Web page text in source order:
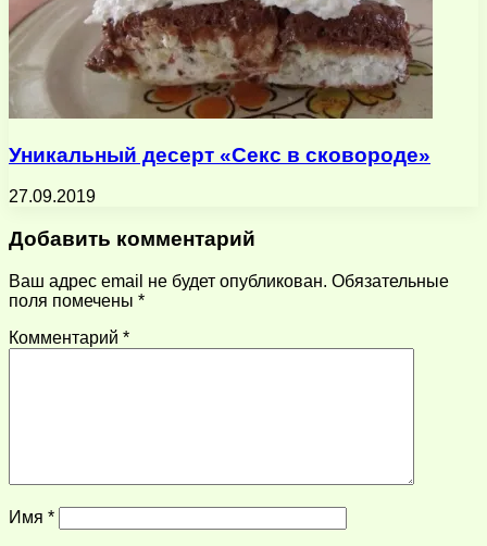
Уникальный десерт «Секс в сковороде»
27.09.2019
Добавить комментарий
Ваш адрес email не будет опубликован. Обязательные
поля помечены *
Комментарий *
Имя *